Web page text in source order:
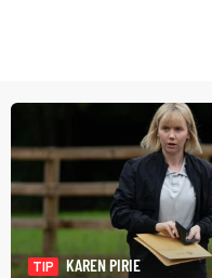
TIP
KAREN PIRIE